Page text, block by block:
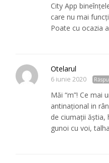
City App
care nu mai
Poate cu ocazia
Otelarul
6 iunie 2020
Măi “m”! Ce mai
antinațional in
de ciumații ăștia,
gunoi cu voi,